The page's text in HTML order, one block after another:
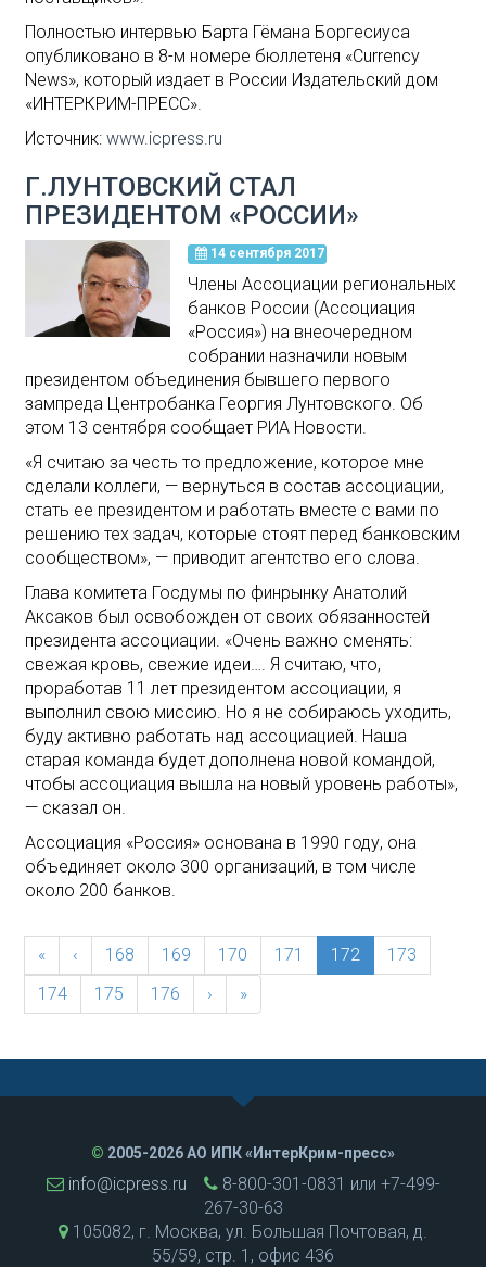
Полностью интервью Барта Гёмана Боргесиуса
опубликовано в 8-м номере бюллетеня «Currency
News», который издает в России Издательский дом
«ИНТЕРКРИМ-ПРЕСС».
Источник: www.icpress.ru
Г.ЛУНТОВСКИЙ СТАЛ
ПРЕЗИДЕНТОМ «РОССИИ»
14 сентября 2017
Члены Ассоциации региональных
банков России (Ассоциация
«Россия») на внеочередном
собрании назначили новым
президентом объединения бывшего первого
зампреда Центробанка Георгия Лунтовского. Об
этом 13 сентября сообщает РИА Новости.
«Я считаю за честь то предложение, которое мне
сделали коллеги, — вернуться в состав ассоциации,
стать ее президентом и работать вместе с вами по
решению тех задач, которые стоят перед банковским
сообществом», — приводит агентство его слова.
Глава комитета Госдумы по финрынку Анатолий
Аксаков был освобожден от своих обязанностей
президента ассоциации. «Очень важно сменять:
свежая кровь, свежие идеи…. Я считаю, что,
проработав 11 лет президентом ассоциации, я
выполнил свою миссию. Но я не собираюсь уходить,
буду активно работать над ассоциацией. Наша
старая команда будет дополнена новой командой,
чтобы ассоциация вышла на новый уровень работы»,
— сказал он.
Ассоциация «Россия» основана в 1990 году, она
объединяет около 300 организаций, в том числе
около 200 банков.
« ‹ 168 169 170 171 172 (current)
173
174
175 176 › »
© 2005-2026 АО ИПК «ИнтерКрим-пресс»
info@icpress.ru
8-800-301-0831 или +7-499-
267-30-63
105082, г. Москва, ул. Большая Почтовая, д.
55/59, стр. 1, офис 436